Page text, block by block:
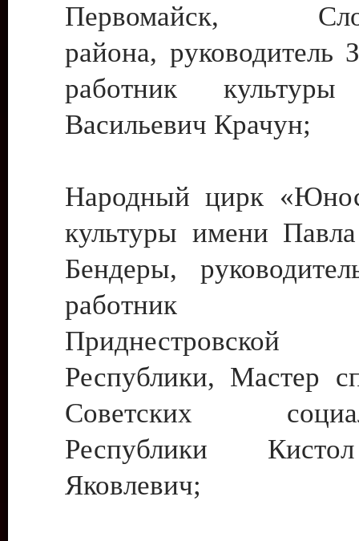
Первомайск,
района, руководитель
работник культуры
Васильевич Крачун;
Народный цирк
культуры имени
Бендеры,
работник
Приднестровской
Республики, Мастер
Советских
Республики
Яковлевич;